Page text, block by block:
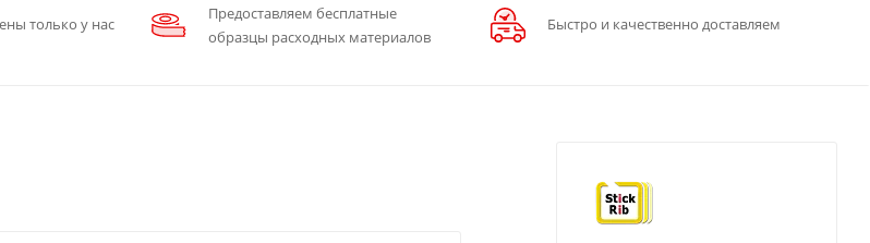
только у нас
Предоставляем бесплатные
образцы расходных материалов
Быстро и качественно доставляем